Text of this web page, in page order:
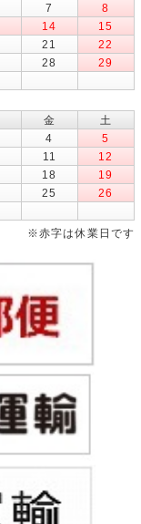
7
8
14
15
21
22
28
29
金
土
4
5
11
12
18
19
25
26
※赤字は休業日です